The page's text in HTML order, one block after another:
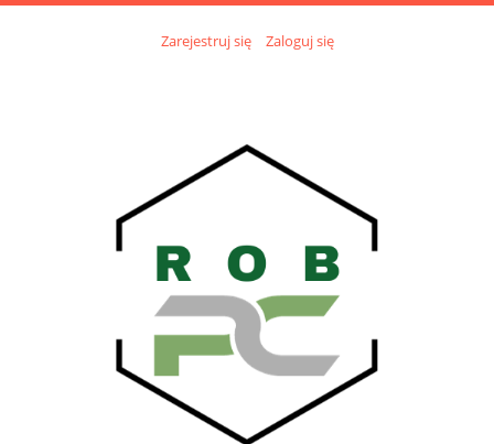
Zarejestruj się Zaloguj się